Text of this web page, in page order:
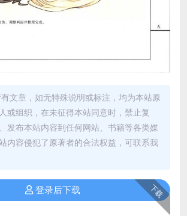
文章，如无特殊说明或标注，均为本站原
或组织，在未征得本站同意时，禁止复
发布本站内容到任何网站、书籍等各类媒
内容侵犯了原著者的合法权益，可联系我
下载
登录后下载